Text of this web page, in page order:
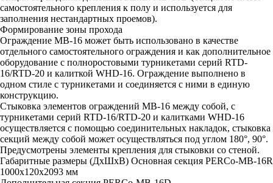
самостоятельного крепления к полу и используется для
заполнения нестандартных проемов).
Формирование зоны прохода
Ограждение МВ-16 может быть использовано в качестве
отдельного самостоятельного ограждения и как дополнительное
оборудование с полноростовыми турникетами серий RTD-
16/RTD-20 и калиткой WHD-16. Ограждение выполнено в
одном стиле с турникетами и соединяется с ними в единую
конструкцию.
Стыковка элементов ограждений MB-16 между собой, с
турникетами серий RTD-16/RTD-20 и калитками WHD-16
осуществляется с помощью соединительных накладок, стыковка
секций между собой может осуществляться под углом 180°, 90°.
Предусмотрены элементы крепления для стыковки со стеной.
Габаритные размеры (ДхШхВ) Основная секция PERCo-MB-16R
1000х120х2093 мм